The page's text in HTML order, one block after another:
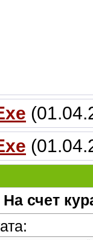
На счет